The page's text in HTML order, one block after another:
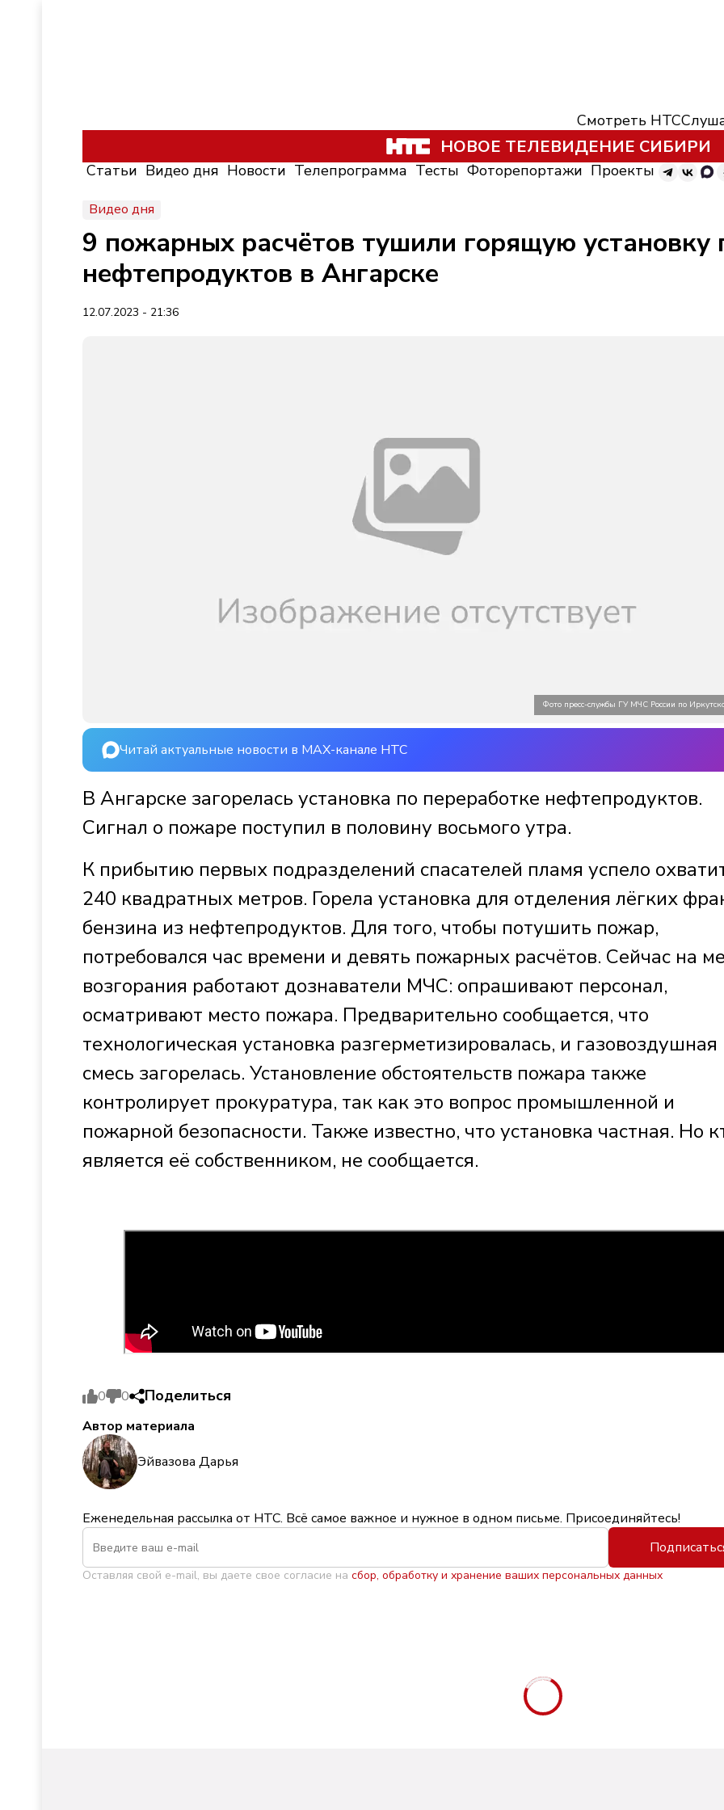
Смотреть НТС
НОВОЕ ТЕЛЕВИДЕНИЕ СИБИРИ
Статьи Видео дня Новости Телепрограмма Тесты Фоторепортажи Проекты
Видео дня
9 пожарных расчётов тушили горящую установку
нефтепродуктов в Ангарске
12.07.2023 - 21:36
Фото пресс-службы ГУ МЧС России по
Читай актуальные новости в MAX-канале НТС
В Ангарске загорелась установка по переработке нефтепродуктов.
Сигнал о пожаре поступил в половину восьмого утра.
К прибытию первых подразделений спасателей пламя успело
240 квадратных метров. Горела установка для отделения лёгких
бензина из нефтепродуктов. Для того, чтобы потушить пожар,
потребовался час времени и девять пожарных расчётов. Сейчас на
возгорания работают дознаватели МЧС: опрашивают персонал,
осматривают место пожара. Предварительно сообщается, что
технологическая установка разгерметизировалась, и газовоздушная
смесь загорелась. Установление обстоятельств пожара также
контролирует прокуратура, так как это вопрос промышленной и
пожарной безопасности. Также известно, что установка частная. Но
является её собственником, не сообщается.
0 0 Поделиться
Автор материала
Эйвазова Дарья
Еженедельная рассылка от НТС. Всё самое важное и нужное в одном письме. Присоединяйтесь!
Оставляя свой e-mail, вы даете свое согласие на сбор, обработку и хранение ваших персональных данных